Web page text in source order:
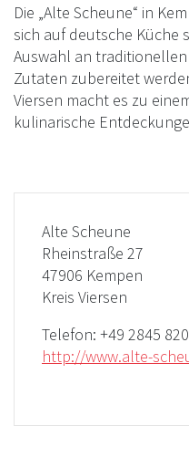
Die „Alte Scheune“ in
sich auf deutsche Küche
Auswahl an
Zutaten zubereitet
Viersen macht es zu
kulinarische
Alte Scheune
Rheinstraße 27
47906 Kempen
Kreis Viersen
Telefon: +49 2845
http://www.alte-